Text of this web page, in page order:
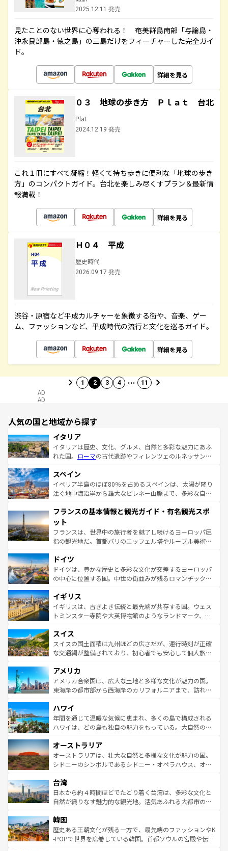
2025.12.11 発売
見たことのない世界に心奪われる！ 奄美群島南部「与論島・
沖永良部島・徳之島」の三島だけをフィーチャーした完全ガイ
ド。
詳細を見る
０３ 地球の歩き方 Ｐｌａｔ 台北
Plat
2024.12.19 発売
これ１冊にすべて凝縮！軽くて持ち歩きに便利な「地球の歩き
方」のコンパクトガイド。台北を楽しみ尽くすプラン＆最新情
報満載！
詳細を見る
Ｈ０４ 平成
歴史時代
2026.09.17 発売
渋谷・原宿など平成カルチャーを象徴する街や、音楽、ゲー
ム、ファッションなど、平成時代の流行と文化を巡るガイド。
詳細を見る
1 2 3 4 … 11
AD
AD
人気の国と地域から探す
イタリア
イタリアは歴史、文化、グルメ、自然と多彩な魅力にあふ
れた国。 ローマの古代遺跡やフィレンツェのルネッサンス
ろん、トスカーナの美しい田園風景やアマルフィ海岸の絶
景など、自然景観も見逃せない。観光の合間には、本場の
ピザやパスタなど、絶品のイタリア料理を堪能することも
ませてくれるイタリアで、忘れられない旅をしてみよう！
なお、新着のイタリア情報は
しい。
スペイン
イベリア半島のほぼ80％を占めるスペインは、太陽が降り
注ぐ地中海沿岸から雄大なピレネー山脈まで、多彩な自然
文化が根付くこの国では、情熱的なフラメンコ、熱気あふ
れる闘牛、そして美味しいタパスが生活の一部となってい
る。首都マドリードの洗練された雰囲気や、バルセロナの
アートに溢れた街角から、地方では古代ローマ遺跡や中世
せる。地方によって風土や気候が異なるスペインはその個
性で訪れる人を魅了する。 なお、新着のスペイン情報は コ
ンテンツ一覧を参照してほしい。
フランスの基本情報と観光ガイド・有名観光スポ
ット
フランスは、世界中の旅行者を魅了し続けるヨーロッパ屈
指の観光地だ。首都パリのエッフェル塔やルーブル美術館
で、幅広い魅力が詰まっている。華麗な宮殿、歴史的な大
聖堂、美しいビーチ、そして豊かな自然が、訪れる者を心
から魅了する。また、フランスは美食の国としても知ら
いる。シャンパンの発祥地であるランス、プロヴァンスの
香り高いラベンダー畑など、多彩な楽しみ方が可能だ。さ
らに、パリ以外の地域にも魅力が溢れており、どの街角に
れる地方に足を運ぶとそれぞれで全く異なる文化を体験で
きるだろう。 なお、新着のフランス情報はコンテンツ一覧
を参照してほしい。
ドイツ
ドイツは、豊かな歴史と多彩な文化が交差するヨーロッパ
の中心に位置する国。中世の街並みが残るロマンチック街
顔を持つこの国は、どこを歩いても飽きることがない。ベ
ルリンの文化的活気、バイエルン州のアルプスの絶景、そ
してライン川沿いのワイン畑といった風景は必見。ビール
は、お酒好きな人にはぜひ体験してほしい。 なお、新着の
ドイツ情報はコンテンツ一覧を参照してほしい。
イギリス
イギリスは、古きよき伝統と最先端が共存する国。ウェス
トミンスター寺院や大英博物館のようなランドマーク、歴
リアごとに異なる魅力がある。また、優雅なアフタヌーン
ティー、ビール好きにはたまらない英国パブ、サッカー観
戦など、本場だからこそできる体験も豊富。イギリスを旅
ンツ一覧を参照してほしい。
スイス
スイスの国土面積は九州ほどの広さだが、運行時刻が正確
な交通網が整備されており、初心者でも安心して個人旅行
の建物がそのまま残る町や、スイスならではのユニークな
博物館もあり、アルプス観光だけでなく町歩きも満喫する
ことができる。国民の所得が高いため物価も高いが、旅行
ば市内交通費無料で観光を楽しむこともできる。 なお、新
着のスイス情報はコンテンツ一覧 を参照してほしい。
アメリカ
アメリカ合衆国は、広大な土地と多様な文化が魅力の国。
東海岸の都市部から西海岸のカリフォルニアまで、訪れる
のような巨大都市は、観光、ショッピング、エンターテイ
ンメントが詰まった刺激的なスポットだ。一方、アメリカ
西部には大自然が広がり、グランドキャニオンやイエロー
部のニューオーリンズでは、音楽と美食が融合した独特の
文化が魅力。旅行者はアメリカの各地域で異なる魅力を楽
しみながら、その多様性と豊かな歴史を感じることができ
ならではの贅沢な旅のスタイルだ。 なお、新着のアメリカ
情報はコンテンツ一覧を参照してほしい。
ハワイ
年間を通じて温暖な気候に恵まれ、多くの島で構成される
ハワイは、どの島も独自の魅力をもっている。大自然の神
ワイ島は見逃せない。また、定番の観光地といえばオアフ
島だが、静かな自然を求めるならマウイ島やカウアイ島が
おすすめ。エメラルドグリーンに輝く海をはじめ、豊かな
れるおもてなしの心で訪れる人々を迎えてくれるハワイの
人々、おいしいローカルフードやハワイアンミュージッ
ク、伝統的なフラダンスなど、すべてがハワイの魅力を彩
ワイを、存分に味わってほしい。 なお、新着のハワイ情報
はコンテンツ一覧を参照してほしい。
オーストラリア
オーストラリアは、壮大な自然と多様な文化が魅力の国。
シドニーのシンボルであるシドニー・オペラハウス、オー
リアリーフや大陸中央部にそびえるウルル（エアーズロッ
ク）、タスマニアの美しい原生林やケアンズの熱帯雨林な
ど、見どころがたくさん。また、カフェやワイン、オージ
いる。アクティビティも充実しており、サーフィンやダイ
ビング、ハイキングなど、アウトドア好きにはたまらな
い。オーストラリアの多彩な魅力を存分に味わいつくそ
台湾
日本から約４時間ほどでたどり着く台湾は、多彩な文化と
自然が織りなす魅力的な観光地。活気あふれる大都市の台
ン）、静ひつな山岳地帯である台湾東部など、都市の喧騒
と山間の静けさが共存しており、訪れる人に新しい発見と
驚きをもたらしてくれる。また、奥深い台湾の食文化も魅
韓国
歴史ある王朝文化が残る一方で、最先端のファッションやK
-POPで世界を席巻している韓国。首都ソウルの宮殿や伝統